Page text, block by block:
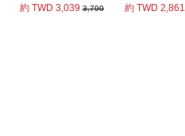
約 TWD 3,039 3,799 約 TWD 2,861